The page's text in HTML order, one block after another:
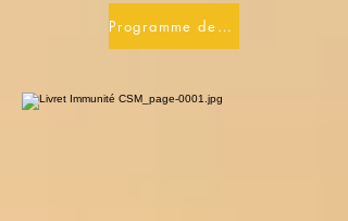
Programme de l'éducation nationale